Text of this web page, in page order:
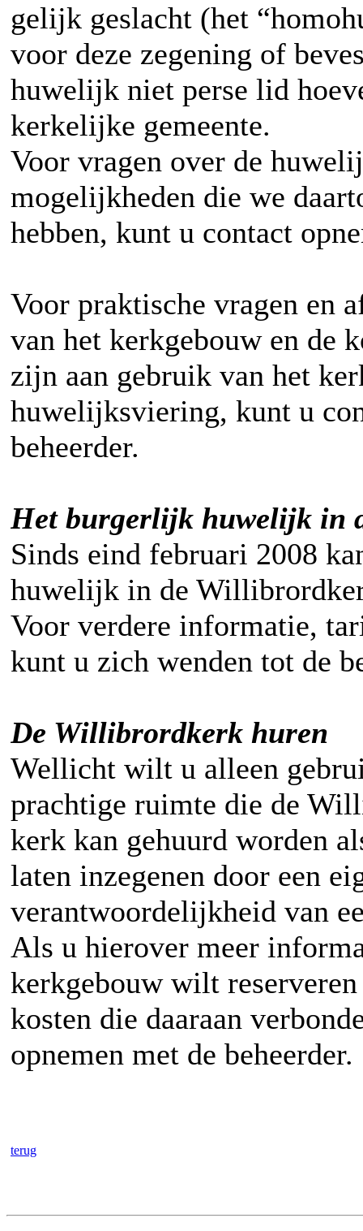
gelijk geslacht (het
voor deze zegening of
huwelijk niet perse lid
kerkelijke gemeente.
Voor vragen over de
mogelijkheden die we
hebben, kunt u contact
Voor praktische vragen en
van het kerkgebouw en de
zijn aan gebruik van het
huwelijksviering, kunt u
beheerder.
Het burgerlijk huwelijk in
Sinds eind februari 2008
huwelijk in de
Voor verdere informatie,
kunt u zich wenden tot de
De Willibrordkerk huren
Wellicht wilt u alleen
prachtige ruimte die de
kerk kan gehuurd worden
laten inzegenen door een
verantwoordelijkheid van
Als u hierover meer
kerkgebouw wilt
kosten die daaraan
opnemen met de beheerder.
terug